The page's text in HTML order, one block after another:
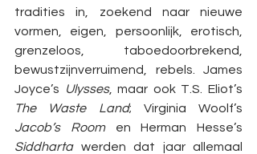
tradities in, zoekend naar nieuwe
vormen, eigen, persoonlijk, erotisch,
grenzeloos, taboedoorbrekend,
bewustzijnverruimend, rebels. James
Joyce’s
Ulysses
The Waste Land
Jacob’s Room
Siddharta werden dat jaar allemaal